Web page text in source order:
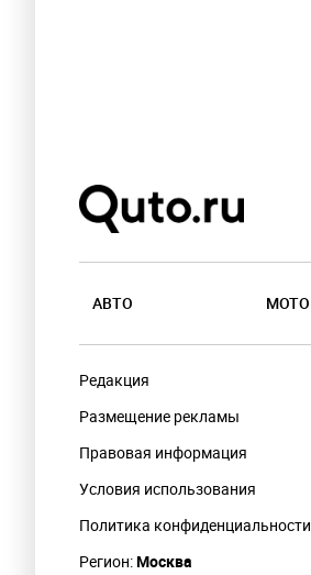
АВТО МОТО
Редакция
Размещение рекламы
Правовая информация
Условия использования
Политика конфиденциальности
Регион:Москва